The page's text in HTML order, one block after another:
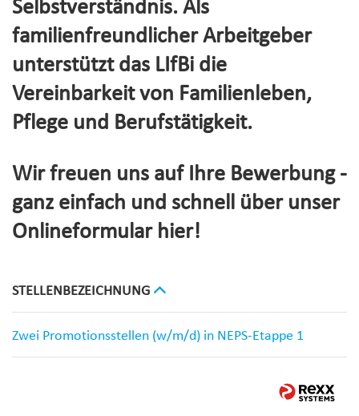
Selbstverständnis. Als
familienfreundlicher Arbeitgeber
unterstützt das LIfBi die
Vereinbarkeit von Familienleben,
Pflege und Berufstätigkeit.
Wir freuen uns auf Ihre Bewerbung -
ganz einfach und schnell über unser
Onlineformular hier!
STELLENBEZEICHNUNG
Zwei Promotionsstellen (w/m/d) in NEPS-Etappe 1